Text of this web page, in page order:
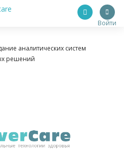
Войти
аналитических систем
решений